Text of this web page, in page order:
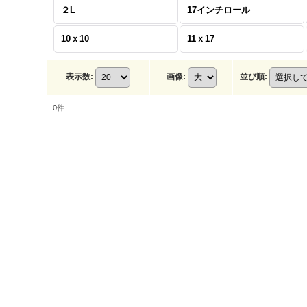
２L 17インチロール
10ｘ10 11ｘ17
表示数: 画像: 並び順:
0件